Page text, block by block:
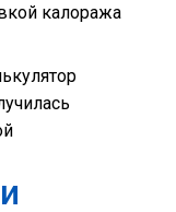
калоража